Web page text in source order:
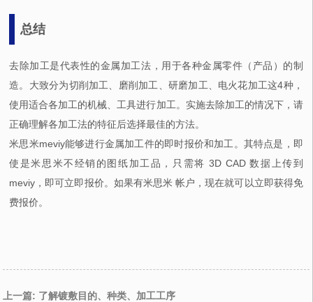
总结
去除加工是代表性的金属加工法，用于各种金属零件（产品）的制
造。大致分为切削加工、磨削加工、研磨加工、电火花加工这4种，
使用适合各加工的机械、工具进行加工。实施去除加工的情况下，请
正确理解各加工法的特征后选择最佳的方法。
米思米meviy能够进行金属加工件的即时报价和加工。其特点是，即
使是米思米不经销的图纸加工品，只需将 3D CAD 数据上传到
meviy，即可立即报价。如果有米思米 帐户，现在就可以立即获得免
费报价。
上一篇: 了解镀敷目的、种类、加工工序